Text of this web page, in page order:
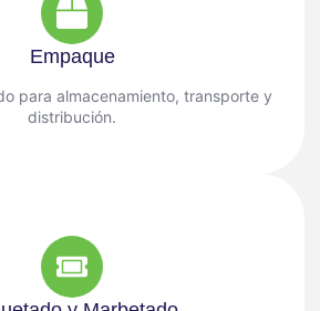
Empaque
para almacenamiento, transporte y
distribución.